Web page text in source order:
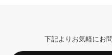
下記よりお気軽にお